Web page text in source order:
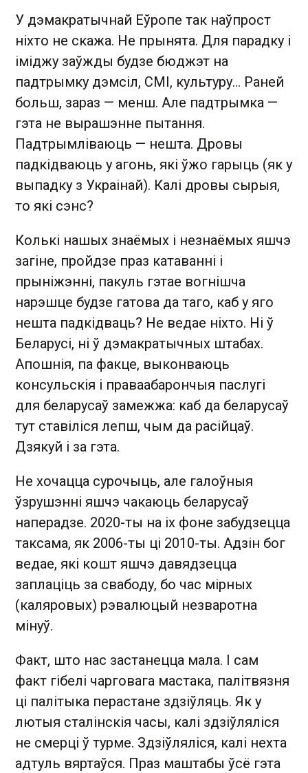
У дэмакратычнай Еўропе так наўпрост
ніхто не скажа. Не прынята. Для парадку і
іміджу заўжды будзе бюджэт на
падтрымку дэмсіл, СМІ, культуру... Раней
больш, зараз — менш. Але падтрымка —
гэта не вырашэнне пытання.
Падтрымліваюць — нешта. Дровы
падкідваюць у агонь, які ўжо гарыць (як у
выпадку з Украінай). Калі дровы сырыя,
то які сэнс?
Колькі нашых знаёмых і незнаёмых яшчэ
загіне, пройдзе праз катаванні і
прыніжэнні, пакуль гэтае вогнішча
нарэшце будзе гатова да таго, каб у яго
нешта падкідваць? Не ведае ніхто. Ні ў
Беларусі, ні ў дэмакратычных штабах.
Апошнія, па факце, выконваюць
консульскія і праваабарончыя паслугі
для беларусаў замежжа: каб да беларусаў
тут ставіліся лепш, чым да расійцаў.
Дзякуй і за гэта.
Не хочацца сурочыць, але галоўныя
ўзрушэнні яшчэ чакаюць беларусаў
наперадзе. 2020-ты на іх фоне забудзецца
таксама, як 2006-ты ці 2010-ты. Адзін бог
ведае, які кошт яшчэ давядзецца
заплаціць за свабоду, бо час мірных
(каляровых) рэвалюцый незваротна
мінуў.
Факт, што нас застанецца мала. І сам
факт гібелі чарговага мастака, палітвязня
ці палітыка перастане здзіўляць. Як у
лютыя сталінскія часы, калі здзіўляліся
не смерці ў турме. Здзіўляліся, калі нехта
адтуль вяртаўся. Праз маштабы ўсё гэта